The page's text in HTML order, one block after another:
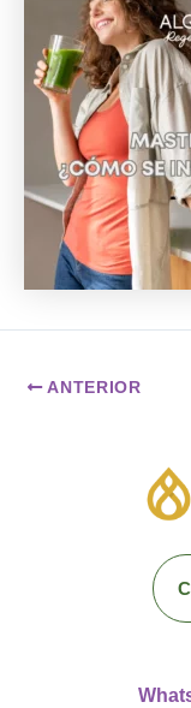
ANTERIOR